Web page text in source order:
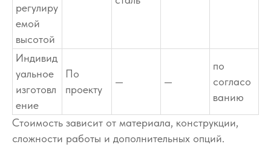
регулиру
емой
высотой
Индивид
уальное
изготовл
ение
По
проекту
— —
по
согласо
ванию
Стоимость зависит от материала, конструкции,
сложности работы и дополнительных опций.